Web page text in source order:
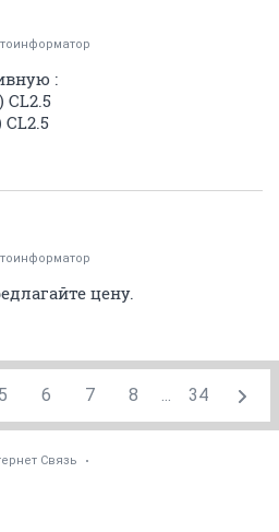
:
CL2.5
CL2.5
цену.
5 6 7 8 ... 34
Связь